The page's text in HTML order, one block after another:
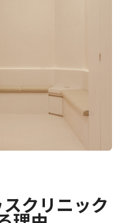
クリニック